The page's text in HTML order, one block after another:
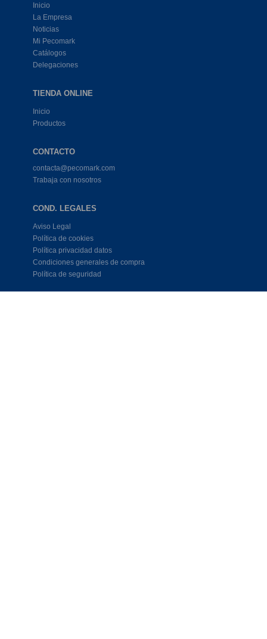
Inicio
La Empresa
Noticias
Mi Pecomark
Catálogos
Delegaciones
TIENDA ONLINE
Inicio
Productos
CONTACTO
contacta@pecomark.com
Trabaja con nosotros
COND. LEGALES
Aviso Legal
Política de cookies
Política privacidad datos
Condiciones generales de compra
Política de seguridad